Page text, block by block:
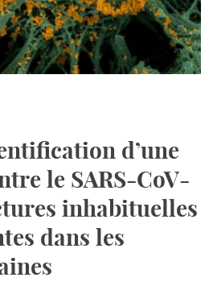
d’une
le SARS-CoV-
inhabituelles
dans les